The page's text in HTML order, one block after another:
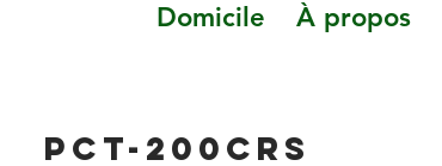
Domicile À propos
PCT-200CRS